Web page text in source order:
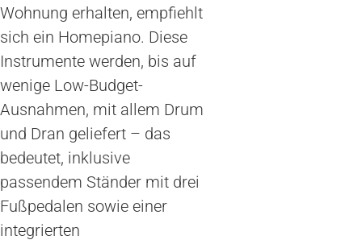
Wohnung erhalten, empfiehlt
sich ein Homepiano. Diese
Instrumente werden, bis auf
wenige Low-Budget-
Ausnahmen, mit allem Drum
und Dran geliefert – das
bedeutet, inklusive
passendem Ständer mit drei
Fußpedalen sowie einer
integrierten